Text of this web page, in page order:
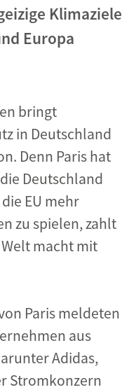
Klimaziele
Europa
bringt
in Deutschland
Denn Paris hat
Deutschland
EU mehr
zu spielen, zahlt
macht mit
Paris meldeten
aus
Adidas,
Stromkonzern